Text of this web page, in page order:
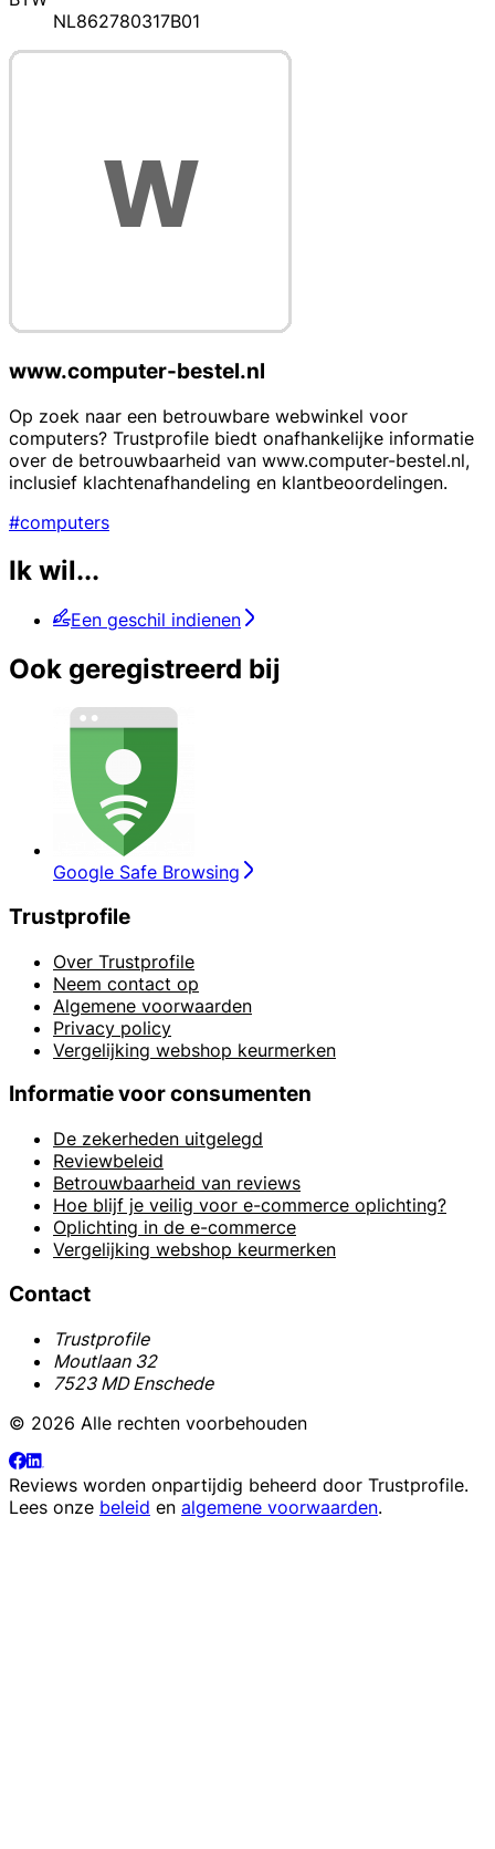
NL862780317B01
www.computer-bestel.nl
Op zoek naar een betrouwbare webwinkel voor
computers? Trustprofile biedt onafhankelijke informatie
over de betrouwbaarheid van www.computer-bestel.nl,
inclusief klachtenafhandeling en klantbeoordelingen.
#computers
Ik wil...
Een geschil indienen
Ook geregistreerd bij
Google Safe Browsing
Trustprofile
Over Trustprofile
Neem contact op
Algemene voorwaarden
Privacy policy
Vergelijking webshop keurmerken
Informatie voor consumenten
De zekerheden uitgelegd
Reviewbeleid
Betrouwbaarheid van reviews
Hoe blijf je veilig voor e-commerce oplichting?
Oplichting in de e-commerce
Vergelijking webshop keurmerken
Contact
Trustprofile
Moutlaan 32
7523 MD Enschede
© 2026 Alle rechten voorbehouden
Reviews worden onpartijdig beheerd door Trustprofile.
Lees onze beleid en algemene voorwaarden.